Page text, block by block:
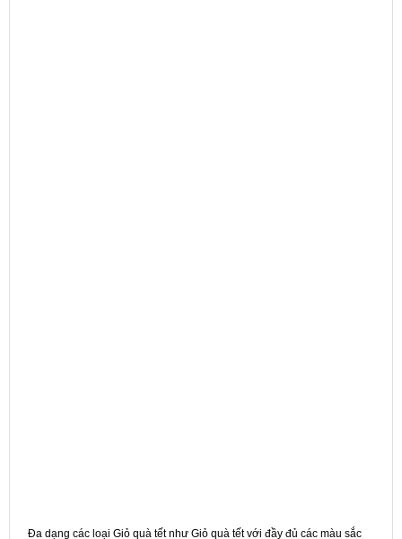
Đa dạng các loại Giỏ quà tết như Giỏ quà tết với đầy đủ các màu sắc